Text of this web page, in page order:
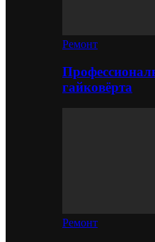
Ремонт
гайковёрта
Ремонт